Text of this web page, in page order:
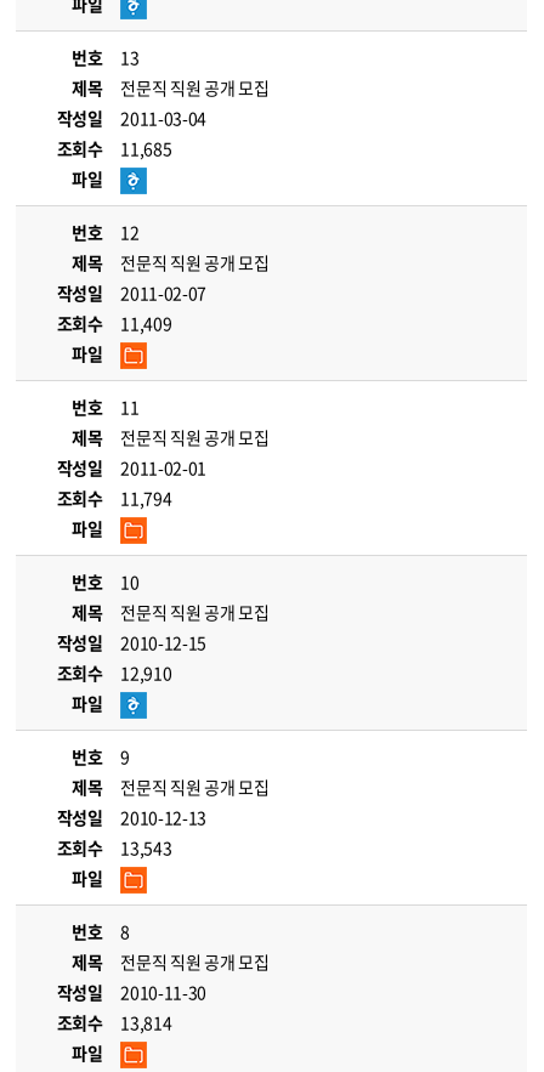
번호
13
제목
전문직 직원 공개 모집
작성일
2011-03-04
조회수
11,685
파일
번호
12
제목
전문직 직원 공개 모집
작성일
2011-02-07
조회수
11,409
파일
번호
11
제목
전문직 직원 공개 모집
작성일
2011-02-01
조회수
11,794
파일
번호
10
제목
전문직 직원 공개 모집
작성일
2010-12-15
조회수
12,910
파일
번호
9
제목
전문직 직원 공개 모집
작성일
2010-12-13
조회수
13,543
파일
번호
8
제목
전문직 직원 공개 모집
작성일
2010-11-30
조회수
13,814
파일